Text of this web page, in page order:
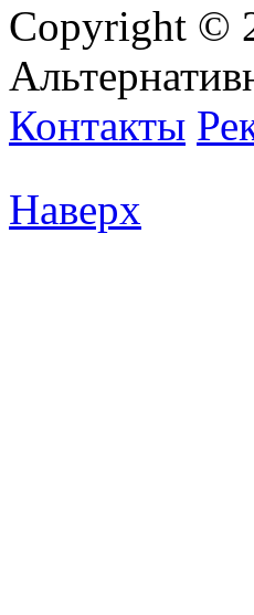
Copyright ©
Контакты
Наверх